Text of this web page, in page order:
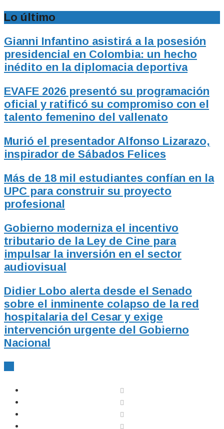
Lo último
Gianni Infantino asistirá a la posesión
presidencial en Colombia: un hecho
inédito en la diplomacia deportiva
EVAFE 2026 presentó su programación
oficial y ratificó su compromiso con el
talento femenino del vallenato
Murió el presentador Alfonso Lizarazo,
inspirador de Sábados Felices
Más de 18 mil estudiantes confían en la
UPC para construir su proyecto
profesional
Gobierno moderniza el incentivo
tributario de la Ley de Cine para
impulsar la inversión en el sector
audiovisual
Didier Lobo alerta desde el Senado
sobre el inminente colapso de la red
hospitalaria del Cesar y exige
intervención urgente del Gobierno
Nacional